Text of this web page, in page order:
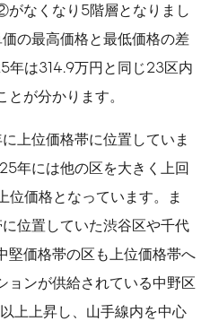
なくなり5階層となりまし
の最高価格と最低価格の差
年は314.9万円と同じ23区内
が分かります。
上位価格帯に位置していま
年には他の区を大きく上回
価格となっています。ま
位置していた渋谷区や千代
堅価格帯の区も上位価格帯へ
ョンが供給されている中野区
上上昇し、山手線内を中心